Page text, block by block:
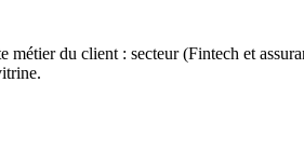
du client : secteur (Fintech et